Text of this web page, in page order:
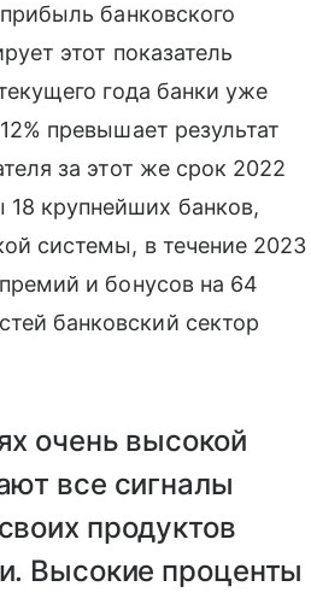
банковского
этот показатель
года банки уже
превышает результат
за этот же срок 2022
крупнейших банков,
системы, в течение 2023
и бонусов на 64
банковский сектор
очень высокой
все сигналы
продуктов
Высокие проценты